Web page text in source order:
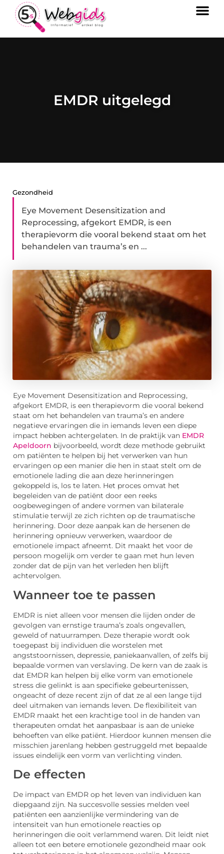
EMDR uitgelegd
Gezondheid
Eye Movement Desensitization and
Reprocessing, afgekort EMDR, is een
therapievorm die vooral bekend staat om het
behandelen van trauma’s en ...
Eye Movement Desensitization and Reprocessing,
afgekort EMDR, is een therapievorm die vooral bekend
staat om het behandelen van trauma’s en andere
negatieve ervaringen die in iemands leven een diepe
impact hebben achtergelaten. In de praktijk van EMDR
Apeldoorn bijvoorbeeld, wordt deze methode gebruikt
om patiënten te helpen bij het verwerken van hun
ervaringen op een manier die hen in staat stelt om de
emotionele lading die aan deze herinneringen
gekoppeld is, los te laten. Het proces omvat het
begeleiden van de patiënt door een reeks
oogbewegingen of andere vormen van bilaterale
stimulatie terwijl ze zich richten op de traumatische
herinnering. Door deze aanpak kan de hersenen de
herinnering opnieuw verwerken, waardoor de
emotionele impact afneemt. Dit maakt het voor de
persoon mogelijk om verder te gaan met hun leven
zonder dat de pijn van het verleden hen blijft
achtervolgen.
Wanneer toe te passen
EMDR is niet alleen voor mensen die lijden onder de
gevolgen van ernstige trauma’s zoals ongevallen,
geweld of natuurrampen. Deze therapie wordt ook
toegepast bij individuen die worstelen met
angststoornissen, depressie, paniekaanvallen, of zelfs bij
bepaalde vormen van verslaving. De kern van de zaak is
dat EMDR kan helpen bij elke vorm van emotionele
stress die gelinkt is aan specifieke gebeurtenissen,
ongeacht of deze recent zijn of dat ze al een lange tijd
deel uitmaken van iemands leven. De flexibiliteit van
EMDR maakt het een krachtige tool in de handen van
therapeuten omdat het aanpasbaar is aan de unieke
behoeften van elke patiënt. Hierdoor kunnen mensen die
misschien jarenlang hebben gestruggeld met bepaalde
issues eindelijk een vorm van verlichting vinden.
De effecten
De impact van EMDR op het leven van individuen kan
diepgaand zijn. Na succesvolle sessies melden veel
patiënten een aanzienlijke vermindering van de
intensiteit van hun emotionele reacties op
herinneringen die ooit verlammend waren. Dit leidt niet
alleen tot een betere emotionele gezondheid maar ook